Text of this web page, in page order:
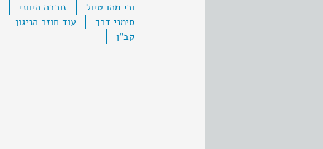
וכי מהו טיול
זורבה היווני
סימני דרך
עוד חוזר הניגון
קב"ן